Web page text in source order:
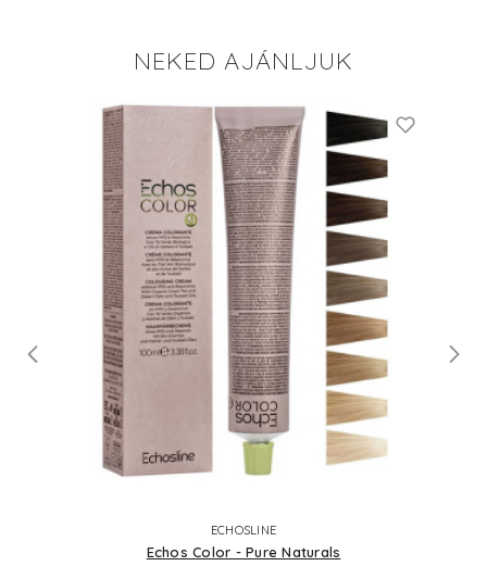
NEKED AJÁNLJUK
ECHOSLINE
Echos Color - Pure Naturals